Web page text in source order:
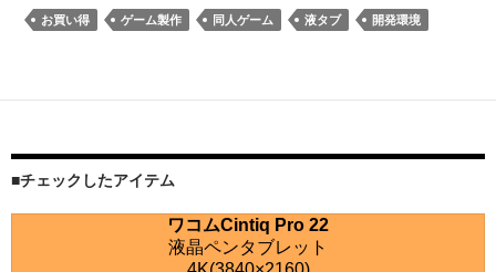
お買い得 ゲーム製作 同人ゲーム 液タブ 開発環境
■チェックしたアイテム
ワコムCintiq Pro 22
液晶ペンタブレット